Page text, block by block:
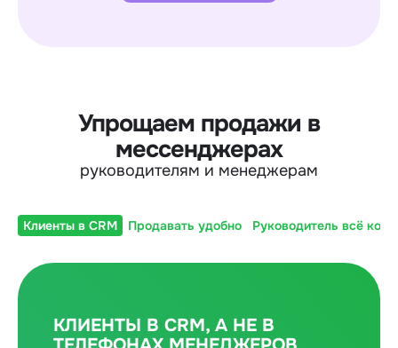
Упрощаем продажи в
мессенджерах
руководителям и менеджерам
Клиенты в CRM Продавать удобно Руководитель всё
КЛИЕНТЫ В CRM, А НЕ В